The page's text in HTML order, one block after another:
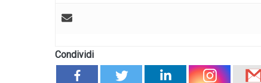
Condividi